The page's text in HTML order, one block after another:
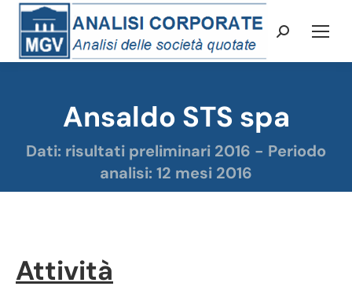
Cerca:
Ansaldo STS spa
Dati: risultati preliminari 2016 - Periodo
analisi: 12 mesi 2016
Tu sei qui:
Attività